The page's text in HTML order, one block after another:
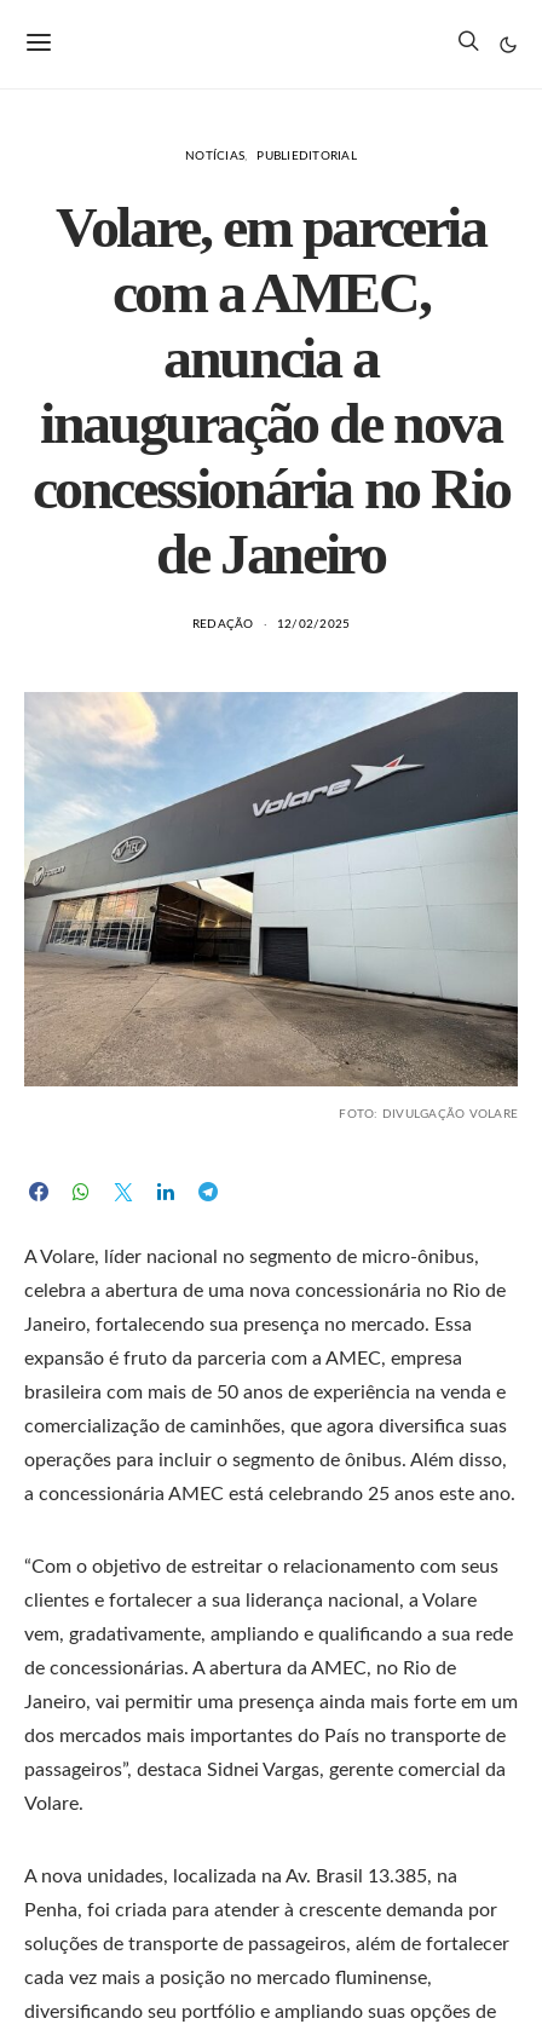
NOTÍCIAS PUBLIEDITORIAL
Volare, em parceria
com a AMEC,
anuncia a
inauguração de nova
concessionária no Rio
de Janeiro
REDAÇÃO 12/02/2025
FOTO: DIVULGAÇÃO VOLARE
A Volare, líder nacional no segmento de micro-ônibus,
celebra a abertura de uma nova concessionária no Rio de
Janeiro, fortalecendo sua presença no mercado. Essa
expansão é fruto da parceria com a AMEC, empresa
brasileira com mais de 50 anos de experiência na venda e
comercialização de caminhões, que agora diversifica suas
operações para incluir o segmento de ônibus. Além disso,
a concessionária AMEC está celebrando 25 anos este ano.
“Com o objetivo de estreitar o relacionamento com seus
clientes e fortalecer a sua liderança nacional, a Volare
vem, gradativamente, ampliando e qualificando a sua rede
de concessionárias. A abertura da AMEC, no Rio de
Janeiro, vai permitir uma presença ainda mais forte em um
dos mercados mais importantes do País no transporte de
passageiros”, destaca Sidnei Vargas, gerente comercial da
Volare.
A nova unidades, localizada na Av. Brasil 13.385, na
Penha, foi criada para atender à crescente demanda por
soluções de transporte de passageiros, além de fortalecer
cada vez mais a posição no mercado fluminense,
diversificando seu portfólio e ampliando suas opções de